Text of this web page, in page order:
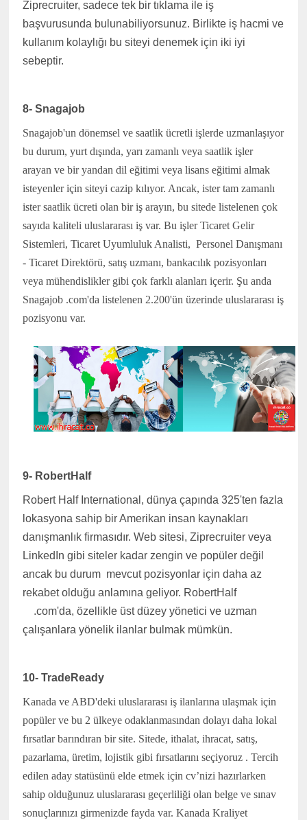
Ziprecruiter, sadece tek bir tıklama ile iş
başvurusunda bulunabiliyorsunuz. Birlikte iş hacmi ve
kullanım kolaylığı bu siteyi denemek için iki iyi
sebeptir.
8- Snagajob
Snagajob'un dönemsel ve saatlik ücretli işlerde uzmanlaşıyor
bu durum, yurt dışında, yarı zamanlı veya saatlik işler
arayan ve bir yandan dil eğitimi veya lisans eğitimi almak
isteyenler için siteyi cazip kılıyor. Ancak, ister tam zamanlı
ister saatlik ücreti olan bir iş arayın, bu sitede listelenen çok
sayıda kaliteli uluslararası iş var. Bu işler Ticaret Gelir
Sistemleri, Ticaret Uyumluluk Analisti, Personel Danışmanı
- Ticaret Direktörü, satış uzmanı, bankacılık pozisyonları
veya mühendislikler gibi çok farklı alanları içerir. Şu anda
Snagajob .com'da listelenen 2.200'ün üzerinde uluslararası iş
pozisyonu var.
9- RobertHalf
Robert Half International, dünya çapında 325'ten fazla
lokasyona sahip bir Amerikan insan kaynakları
danışmanlık firmasıdır. Web sitesi, Ziprecruiter veya
LinkedIn gibi siteler kadar zengin ve popüler değil
ancak bu durum mevcut pozisyonlar için daha az
rekabet olduğu anlamına geliyor. RobertHalf
.com'da, özellikle üst düzey yönetici ve uzman
çalışanlara yönelik ilanlar bulmak mümkün.
10- TradeReady
Kanada ve ABD'deki uluslararası iş ilanlarına ulaşmak için
popüler ve bu 2 ülkeye odaklanmasından dolayı daha lokal
fırsatlar barındıran bir site. Sitede, ithalat, ihracat, satış,
pazarlama, üretim, lojistik gibi fırsatlarını seçiyoruz . Tercih
edilen aday statüsünü elde etmek için cv’nizi hazırlarken
sahip olduğunuz uluslararası geçerliliği olan belge ve sınav
sonuçlarınızı girmenizde fayda var. Kanada Kraliyet